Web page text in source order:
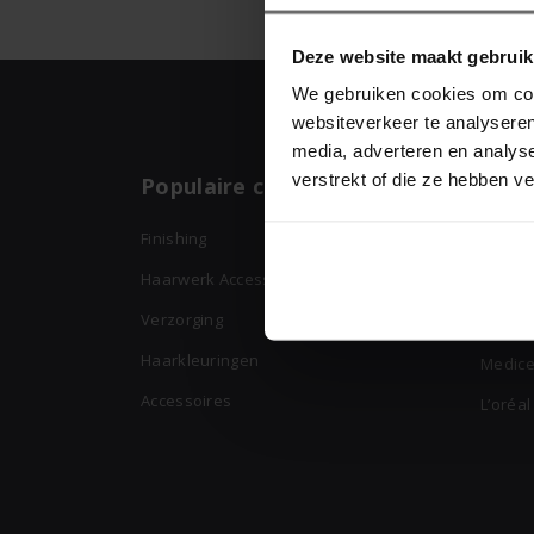
Deze website maakt
We gebruiken cookies om
websiteverkeer te
media, adverteren en
verstrekt of die ze hebben
Populaire categorieën
Finishing
Haarwerk Accessoires
Verzorging
Haarkleuringen
Accessoires